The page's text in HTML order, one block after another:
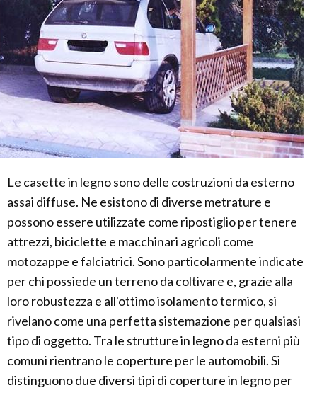
Le casette in legno sono delle costruzioni da esterno
assai diffuse. Ne esistono di diverse metrature e
possono essere utilizzate come ripostiglio per tenere
attrezzi, biciclette e macchinari agricoli come
motozappe e falciatrici. Sono particolarmente indicate
per chi possiede un terreno da coltivare e, grazie alla
loro robustezza e all'ottimo isolamento termico, si
rivelano come una perfetta sistemazione per qualsiasi
tipo di oggetto. Tra le strutture in legno da esterni più
comuni rientrano le coperture per le automobili. Si
distinguono due diversi tipi di coperture in legno per